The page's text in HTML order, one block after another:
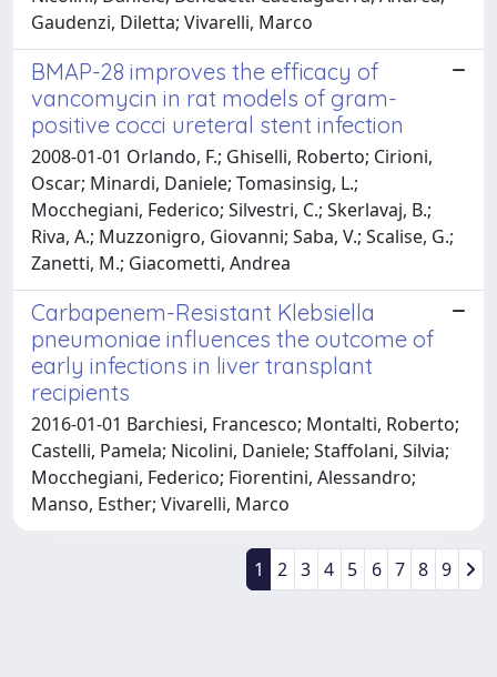
Gaudenzi, Diletta; Vivarelli, Marco
BMAP-28 improves the efficacy of
vancomycin in rat models of gram-
positive cocci ureteral stent infection
2008-01-01 Orlando, F.; Ghiselli, Roberto; Cirioni,
Oscar; Minardi, Daniele; Tomasinsig, L.;
Mocchegiani, Federico; Silvestri, C.; Skerlavaj, B.;
Riva, A.; Muzzonigro, Giovanni; Saba, V.; Scalise, G.;
Zanetti, M.; Giacometti, Andrea
Carbapenem-Resistant Klebsiella
pneumoniae influences the outcome of
early infections in liver transplant
recipients
2016-01-01 Barchiesi, Francesco; Montalti, Roberto;
Castelli, Pamela; Nicolini, Daniele; Staffolani, Silvia;
Mocchegiani, Federico; Fiorentini, Alessandro;
Manso, Esther; Vivarelli, Marco
1 2 3 4 5 6 7 8 9